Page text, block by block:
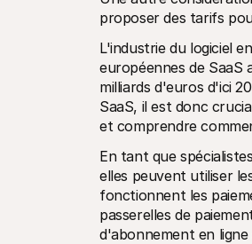
proposer des tarifs
L'industrie du logiciel
européennes de
milliards d'euros d'ici
SaaS, il est donc
et comprendre
En tant que
elles peuvent utiliser
fonctionnent les
passerelles de
d'abonnement en